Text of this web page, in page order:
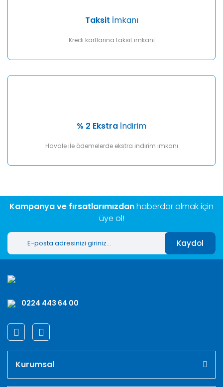
Taksit İmkanı
Kredi kartlarına taksit imkanı
% 2 Ekstra İndirim
Havale ile ödemelerde ekstra indirim imkanı
Kampanya ve fırsatlarımızdanhaberdar olmak için
üye ol!
Kaydol
0224 443 64 00
Kurumsal